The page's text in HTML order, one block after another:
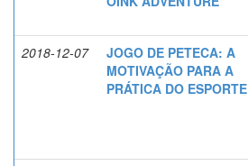
2018-12-07
JOGO DE PETECA: A
MOTIVAÇÃO PARA A
PRÁTICA DO ESPORTE